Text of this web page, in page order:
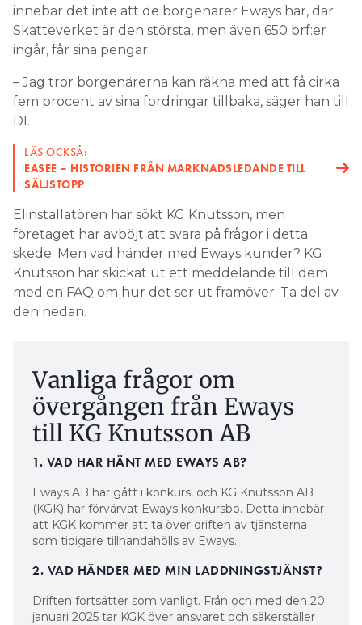
innebär det inte att de borgenärer Eways har, där
Skatteverket är den största, men även 650 brf:er
ingår, får sina pengar.
– Jag tror borgenärerna kan räkna med att få cirka
fem procent av sina fordringar tillbaka, säger han till
DI.
LÄS OCKSÅ:
EASEE – HISTORIEN FRÅN MARKNADSLEDANDE TILL
SÄLJSTOPP
Elinstallatören har sökt KG Knutsson, men
företaget har avböjt att svara på frågor i detta
skede. Men vad händer med Eways kunder? KG
Knutsson har skickat ut ett meddelande till dem
med en FAQ om hur det ser ut framöver. Ta del av
den nedan.
Vanliga frågor om
övergången från Eways
till KG Knutsson AB
1. VAD HAR HÄNT MED EWAYS AB?
Eways AB har gått i konkurs, och KG Knutsson AB
(KGK) har förvärvat Eways konkursbo. Detta innebär
att KGK kommer att ta över driften av tjänsterna
som tidigare tillhandahölls av Eways.
2. VAD HÄNDER MED MIN LADDNINGSTJÄNST?
Driften fortsätter som vanligt. Från och med den 20
januari 2025 tar KGK över ansvaret och säkerställer